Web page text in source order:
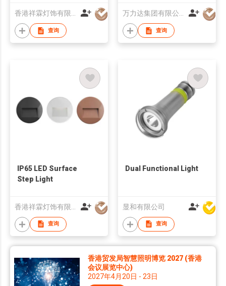
香港祥霖灯饰有限公司
查询
万力达集团有限公司
查询
IP65 LED Surface
Step Light
查询
Dual Functional Light
显和有限公司
查询
香港贸发局智慧照明博览 2027 (香港
会议展览中心)
2027年4月20日 - 23日